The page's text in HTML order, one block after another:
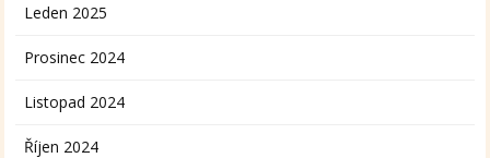
Leden 2025
Prosinec 2024
Listopad 2024
Říjen 2024